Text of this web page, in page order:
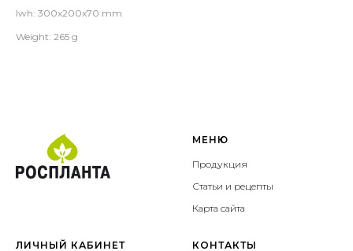
lwh: 300x200x70 mm
Weight: 265 g
МЕНЮ
Продукция
Статьи и рецепты
Карта сайта
ЛИЧНЫЙ КАБИНЕТ КОНТАКТЫ